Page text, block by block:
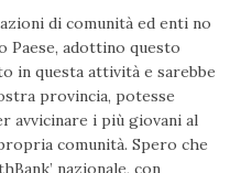
di comunità ed enti no
Paese, adottino questo
in questa attività e sarebbe
provincia, potesse
avvicinare i più giovani al
comunità. Spero che
nazionale, con